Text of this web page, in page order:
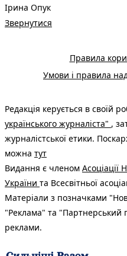
Ірина Опук
Звернутися
Правила
Умови і правила
Редакція керується в своїй
українського журналіста" ,
журналістської етики.
можна тут
Видання є членом Асоціації
України та Всесвітньої
Матеріали з позначками
"Реклама" та "Партнерський
реклами.